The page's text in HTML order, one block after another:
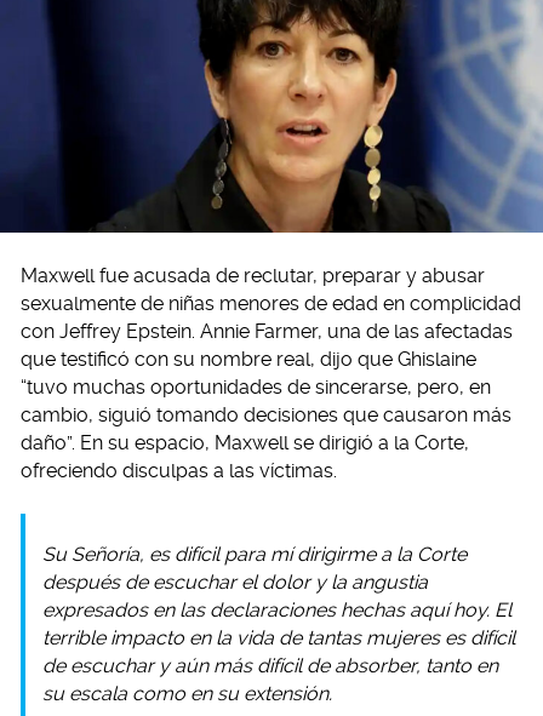
Maxwell fue acusada de reclutar, preparar y abusar
sexualmente de niñas menores de edad en complicidad
con Jeffrey Epstein. Annie Farmer, una de las afectadas
que testificó con su nombre real, dijo que Ghislaine
“tuvo muchas oportunidades de sincerarse, pero, en
cambio, siguió tomando decisiones que causaron más
daño”. En su espacio, Maxwell se dirigió a la Corte,
ofreciendo disculpas a las víctimas.
Su Señoría, es difícil para mí dirigirme a la Corte
después de escuchar el dolor y la angustia
expresados ​​en las declaraciones hechas aquí hoy. El
terrible impacto en la vida de tantas mujeres es difícil
de escuchar y aún más difícil de absorber, tanto en
su escala como en su extensión.